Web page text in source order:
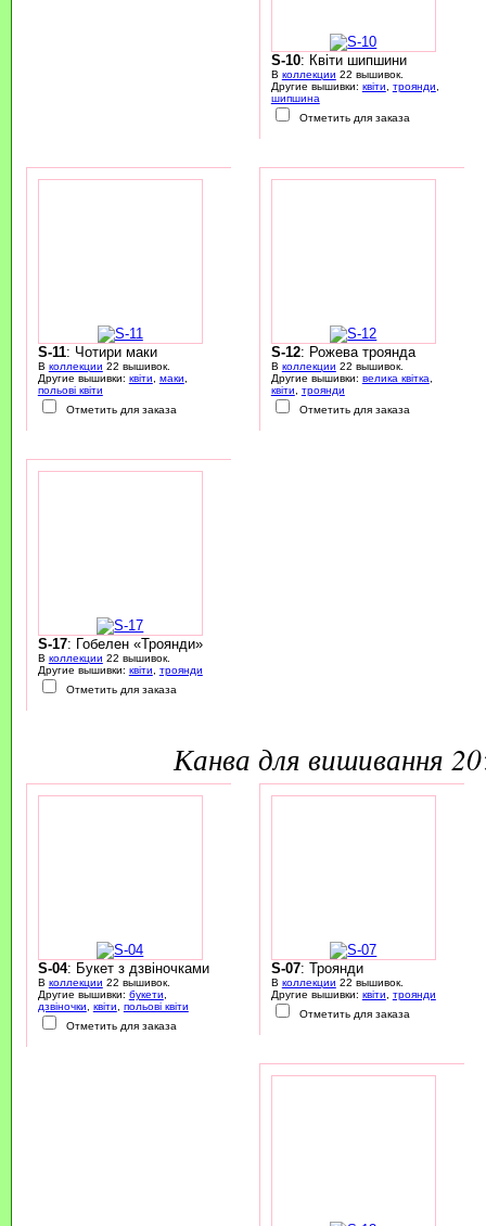
S-10: Квіти шипшини
В коллекции 22 вышивок.
Другие вышивки: квіти, троянди,
шипшина
Отметить для заказа
S-11: Чотири маки
В коллекции 22 вышивок.
Другие вышивки: квіти, маки,
польові квіти
Отметить для заказа
S-12: Рожева троянда
В коллекции 22 вышивок.
Другие вышивки: велика квітка,
квіти, троянди
Отметить для заказа
S-17: Гобелен «Троянди»
В коллекции 22 вышивок.
Другие вышивки: квіти, троянди
Отметить для заказа
канва для вишивання
S-04: Букет з дзвіночками
В коллекции 22 вышивок.
Другие вышивки: букети
дзвіночки
квіти
польові квіти
Отметить для заказа
S-07: Троянди
В коллекции 22 вышивок.
Другие вышивки: квіти
троянди
Отметить для заказа